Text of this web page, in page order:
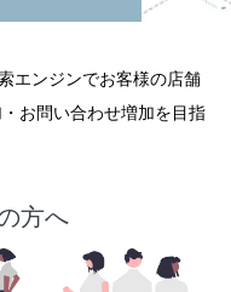
エンジンでお客様の店舗
お問い合わせ増加を目指
方へ